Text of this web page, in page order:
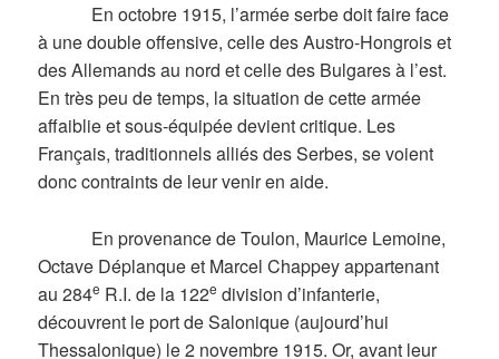
En octobre 1915, l’armée serbe doit faire face
à une double offensive, celle des Austro-Hongrois et
des Allemands au nord et celle des Bulgares à l’est.
En très peu de temps, la situation de cette armée
affaiblie et sous-équipée devient critique. Les
Français, traditionnels alliés des Serbes, se voient
donc contraints de leur venir en aide.
En provenance de Toulon, Maurice Lemoine,
Octave Déplanque et Marcel Chappey appartenant
au 284e R.I. de la 122e division d’infanterie,
découvrent le port de Salonique (aujourd’hui
Thessalonique) le 2 novembre 1915. Or, avant leur